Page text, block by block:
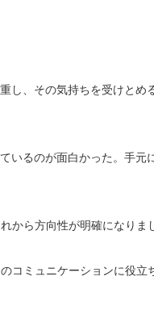
し、その気持ちを受けとめ
るのが面白かった。手元
から方向性が明確になりま
コミュニケーションに役